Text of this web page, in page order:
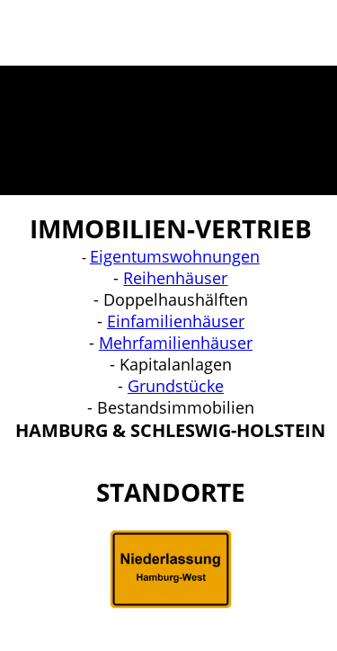
IMMOBILIEN-VERTRIEB
- Eigentumswohnungen
- Reihenhäuser
- Doppelhaushälften
- Einfamilienhäuser
- Mehrfamilienhäuser
- Kapitalanlagen
- Grundstücke
- Bestandsimmobilien
HAMBURG & SCHLESWIG-HOLSTEIN
STANDORTE